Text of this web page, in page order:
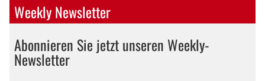
Weekly Newsletter
Abonnieren Sie jetzt unseren Weekly-
Newsletter